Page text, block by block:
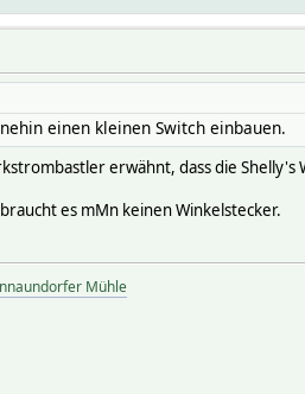
einen kleinen Switch einbauen.
erwähnt, dass die Shelly's
es mMn keinen Winkelstecker.
Mühle